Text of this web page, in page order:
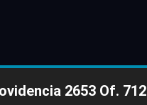
2653 Of. 712